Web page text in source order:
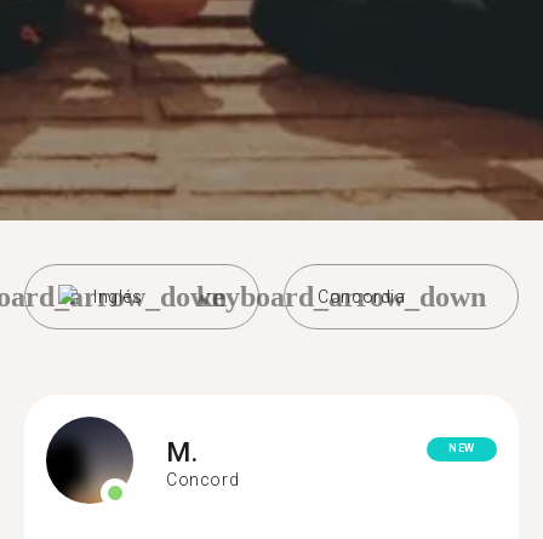
Inglés Concordia
keyboard_arrow_down
M.
Concord
NEW